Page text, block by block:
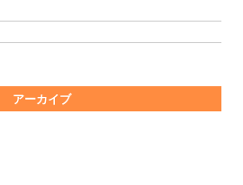
アーカイブ